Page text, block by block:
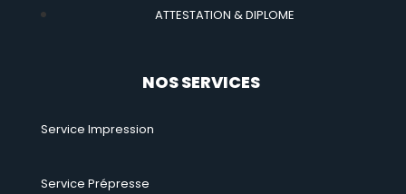
ATTESTATION & DIPLOME
NOS SERVICES
Service Impression
Service Prépresse